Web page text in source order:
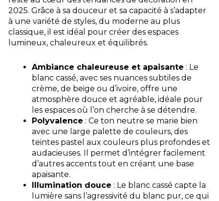
2025. Grâce à sa douceur et sa capacité à s’adapter
à une variété de styles, du moderne au plus
classique, il est idéal pour créer des espaces
lumineux, chaleureux et équilibrés.
Ambiance chaleureuse et apaisante : Le
blanc cassé, avec ses nuances subtiles de
crème, de beige ou d’ivoire, offre une
atmosphère douce et agréable, idéale pour
les espaces où l’on cherche à se détendre.
Polyvalence : Ce ton neutre se marie bien
avec une large palette de couleurs, des
teintes pastel aux couleurs plus profondes et
audacieuses. Il permet d’intégrer facilement
d’autres accents tout en créant une base
apaisante.
Illumination douce : Le blanc cassé capte la
lumière sans l’agressivité du blanc pur, ce qui